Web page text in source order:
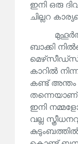
ഇനി ഒരു
ചില്ലറ
ബാക്കി
മെഴ്‌സീഡ്‌സ്
കാറിൽ
കണ്ട് അന്തം
തന്നെയാണ്.
ഇനി
വല്ല